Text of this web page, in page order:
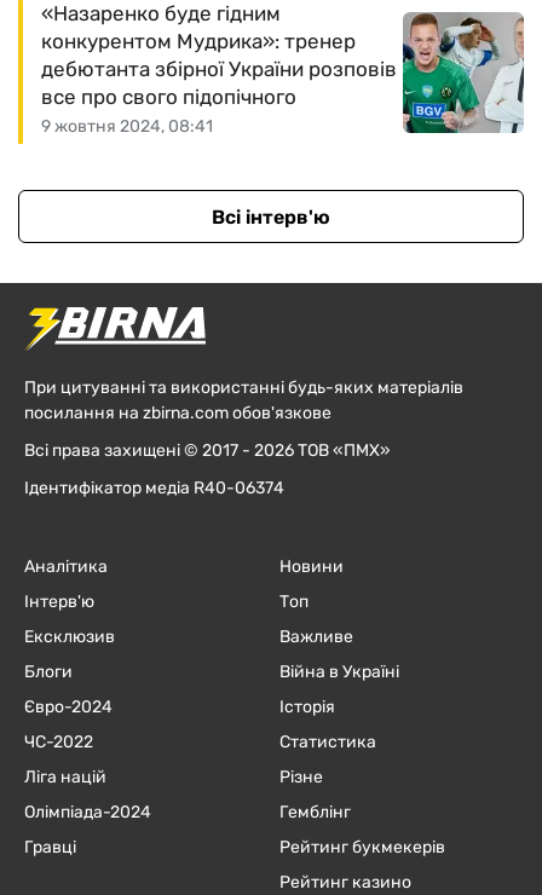
9 жовтня 2024, 08:41
«Назаренко буде гідним
конкурентом Мудрика»: тренер
дебютанта збірної України розповів
все про свого підопічного
Всі інтерв'ю
При цитуванні та використанні будь-яких матеріалів
посилання на zbirna.com обов'язкове
Всі права захищені © 2017 - 2026 ТОВ «ПМХ»
Ідентифікатор медіа R40-06374
Аналітика
Інтерв'ю
Ексклюзив
Блоги
Євро-2024
ЧC-2022
Ліга націй
Олімпіада-2024
Гравці
Новини
Топ
Важливе
Війна в Україні
Історія
Статистика
Різне
Гемблінг
Рейтинг букмекерів
Рейтинг казино